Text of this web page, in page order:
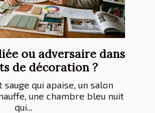
ou adversaire dans
de décoration ?
qui apaise, un salon
une chambre bleu nuit
qui...